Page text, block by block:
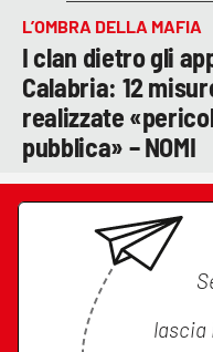
L’OMBRA DELLA MAFIA
I clan dietro gli
Calabria: 12
realizzate
pubblica» – NOMI
lascia